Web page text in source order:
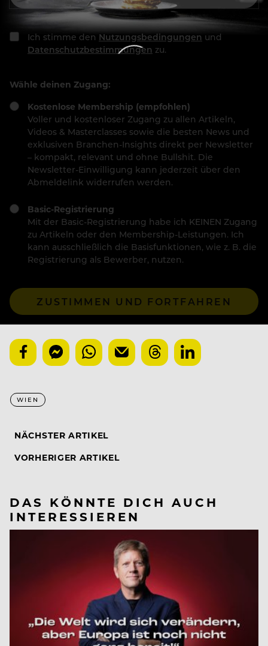
Ich stimme den Nutzungsbedingungen und
Datenschutzbestimmungen zu.
Wähle deinen Zugang:
Kostenlose Membership (empfohlen)
Voller und kostenloser Zugang zu allen Artikeln,
Videos & Masterclasses sowie die besten News und
exklusiven Branchen-Insights direkt per Newsletter
– kompakt, relevant und ohne Bullshit. Die
Newsletter-Einwilligung kann jederzeit über den
Abmeldelink widerrufen werden.
Basic-Registrierung
Mit der Basic-Registrierung habe ich KEINEN Zugang
zu Artikeln oder den Membership-Leistungen. Ich
kann ausschließlich die Basisfunktionen, wie z. B. die
Registrierung als Bewerber, nutzen.
ZUSTIMMEN UND FORTFAHREN
WIEN
NÄCHSTER ARTIKEL
VORHERIGER ARTIKEL
DAS KÖNNTE DICH AUCH
INTERESSIEREN